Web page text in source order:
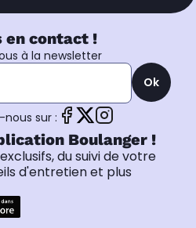
en contact !
à la newsletter
Ok
sur :
Boulanger !
du suivi de votre
d'entretien et plus